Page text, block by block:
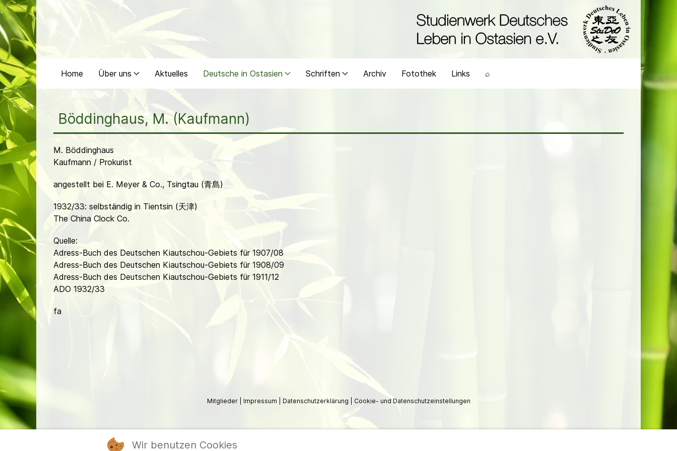
Home Über uns Aktuelles Deutsche in Ostasien Schriften Archiv Fotothek Links ⌕
Böddinghaus, M. (Kaufmann)
M. Böddinghaus
Kaufmann / Prokurist
angestellt bei E. Meyer & Co., Tsingtau (青島)
1932/33: selbständig in Tientsin (天津)
The China Clock Co.
Quelle:
Adress-Buch des Deutschen Kiautschou-Gebiets für 1907/08
Adress-Buch des Deutschen Kiautschou-Gebiets für 1908/09
Adress-Buch des Deutschen Kiautschou-Gebiets für 1911/12
ADO 1932/33
fa
Mitglieder Impressum Datenschutzerklärung Cookie- und Datenschutzeinstellungen
Wir benutzen Cookies